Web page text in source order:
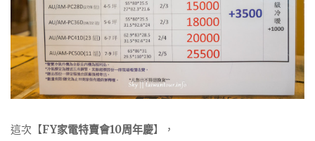
這次【FY家電特賣會10周年慶】，